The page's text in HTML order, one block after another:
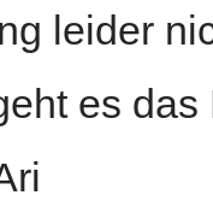
leider
es